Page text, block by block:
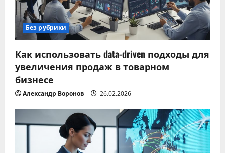
Без рубрики
Как использовать data-driven подходы для
увеличения продаж в товарном
бизнесе
Александр Воронов 26.02.2026